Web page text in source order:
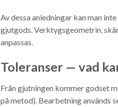
Av dessa anledningar kan man
gjutgods. Verktygsgeometrin,
anpassas.
Toleranser — vad
Från gjutningen kommer godset
på metod). Bearbetning används